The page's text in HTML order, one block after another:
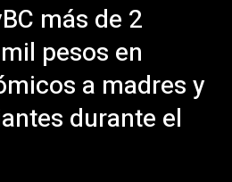
más de 2
pesos en
a madres y
durante el